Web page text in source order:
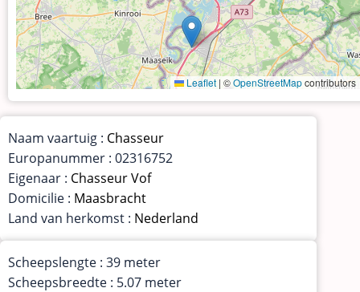
Leaflet | ©OpenStreetMapcontributors
Naam vaartuig : Chasseur
Europanummer : 02316752
Eigenaar : Chasseur Vof
Domicilie : Maasbracht
Land van herkomst : Nederland
Scheepslengte : 39 meter
Scheepsbreedte : 5.07 meter